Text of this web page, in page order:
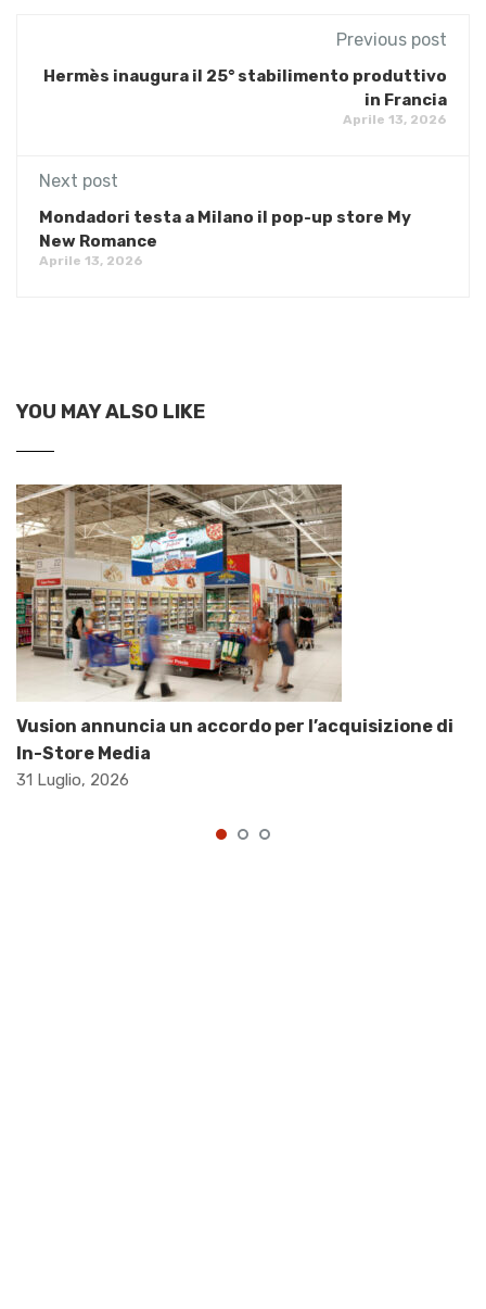
Previous post
Hermès inaugura il 25° stabilimento produttivo
in Francia
Aprile 13, 2026
Next post
Mondadori testa a Milano il pop-up store My
New Romance
Aprile 13, 2026
YOU MAY ALSO LIKE
Vusion annuncia un accordo per l’acquisizione di
In-Store Media
31 Luglio, 2026